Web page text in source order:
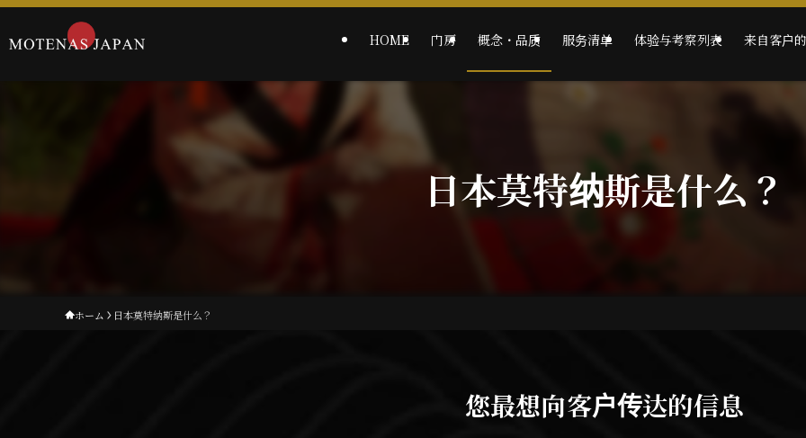
HOME 门房 概念・品质 服务清单 体验与考察列表 来自客户
日本莫特纳斯是什么？
ホーム 日本莫特纳斯是什么？
您最想向客户传达的信息